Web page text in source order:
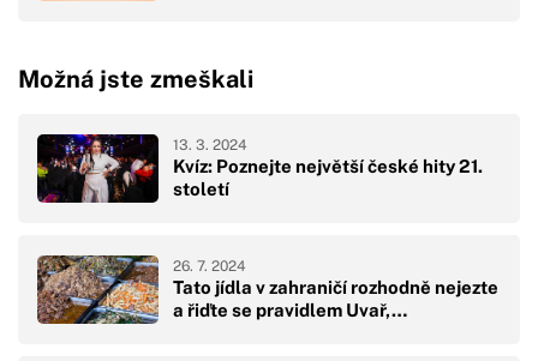
Možná jste zmeškali
Kvíz: Poznejte největší české hity 21.
století
13. 3. 2024
Tato jídla v zahraničí rozhodně nejezte
a řiďte se pravidlem Uvař,…
26. 7. 2024